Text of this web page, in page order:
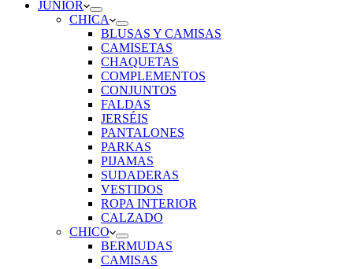
JUNIOR
CHICA
BLUSAS Y CAMISAS
CAMISETAS
CHAQUETAS
COMPLEMENTOS
CONJUNTOS
FALDAS
JERSÉIS
PANTALONES
PARKAS
PIJAMAS
SUDADERAS
VESTIDOS
ROPA INTERIOR
CALZADO
CHICO
BERMUDAS
CAMISAS